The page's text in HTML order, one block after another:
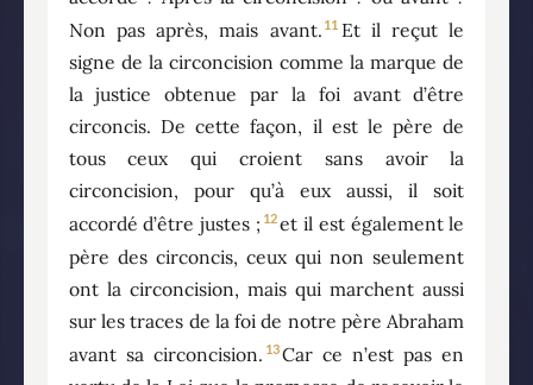
Non pas après, mais avant. 11 Et il reçut le
signe de la circoncision comme la marque de
la justice obtenue par la foi avant d’être
circoncis. De cette façon, il est le père de
tous ceux qui croient sans avoir la
circoncision, pour qu’à eux aussi, il soit
accordé d’être justes ; 12et il est également le
père des circoncis, ceux qui non seulement
ont la circoncision, mais qui marchent aussi
sur les traces de la foi de notre père Abraham
avant sa circoncision. 13Car ce n’est pas en